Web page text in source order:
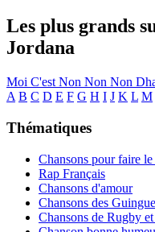
Les plus grands
Jordana
Moi C'est Non Non Non
A B C D E F G H I J K L M
Thématiques
Chansons pour faire le
Rap Français
Chansons d'amour
Chansons des
Chansons de Rugby